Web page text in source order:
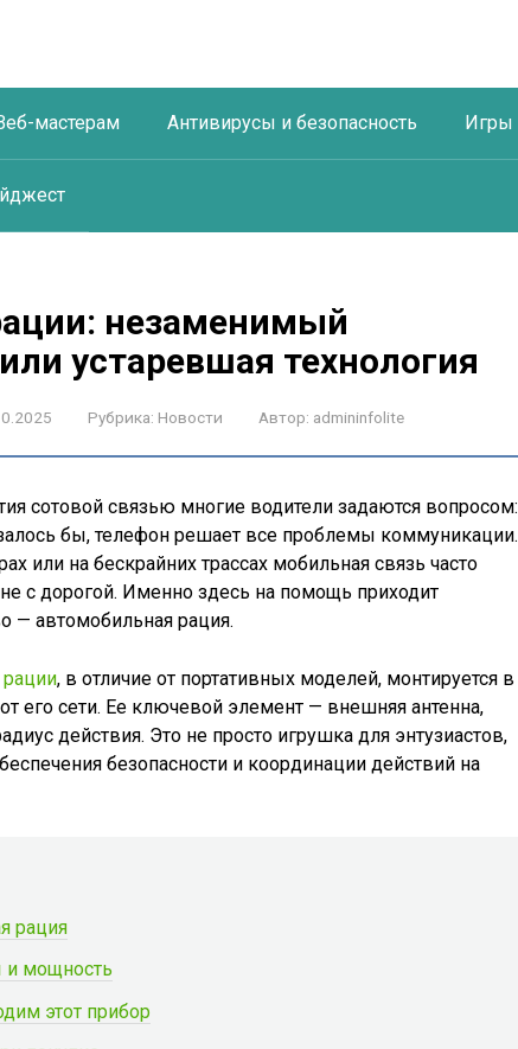
мастерам Антивирусы и безопасность Игры
незаменимый
устаревшая технология
Рубрика: Новости Автор: admininfolite
сотовой связью многие водители задаются вопросом:
бы, телефон решает все проблемы коммуникации.
или на бескрайних трассах мобильная связь часто
с дорогой. Именно здесь на помощь приходит
— автомобильная рация.
, в отличие от портативных моделей, монтируется в
его сети. Ее ключевой элемент — внешняя антенна,
действия. Это не просто игрушка для энтузиастов,
безопасности и координации действий на
рация
и мощность
этот прибор